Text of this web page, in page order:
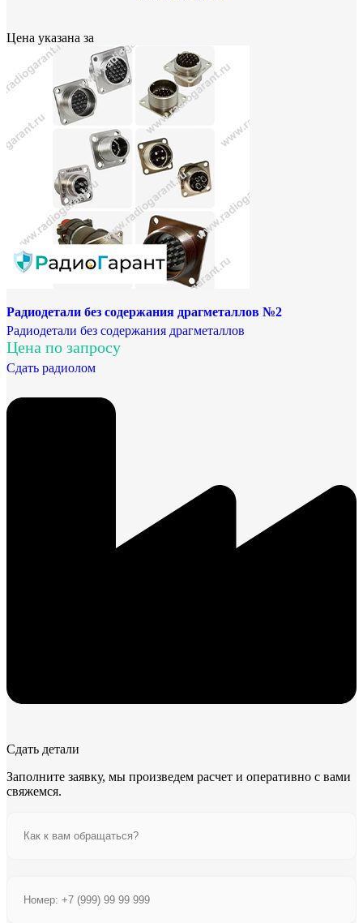
Цена указана за
Радиодетали без содержания драгметаллов №2
Радиодетали без содержания драгметаллов
Цена по запросу
Сдать радиолом
Сдать детали
Заполните заявку, мы произведем расчет и оперативно с вами
свяжемся.